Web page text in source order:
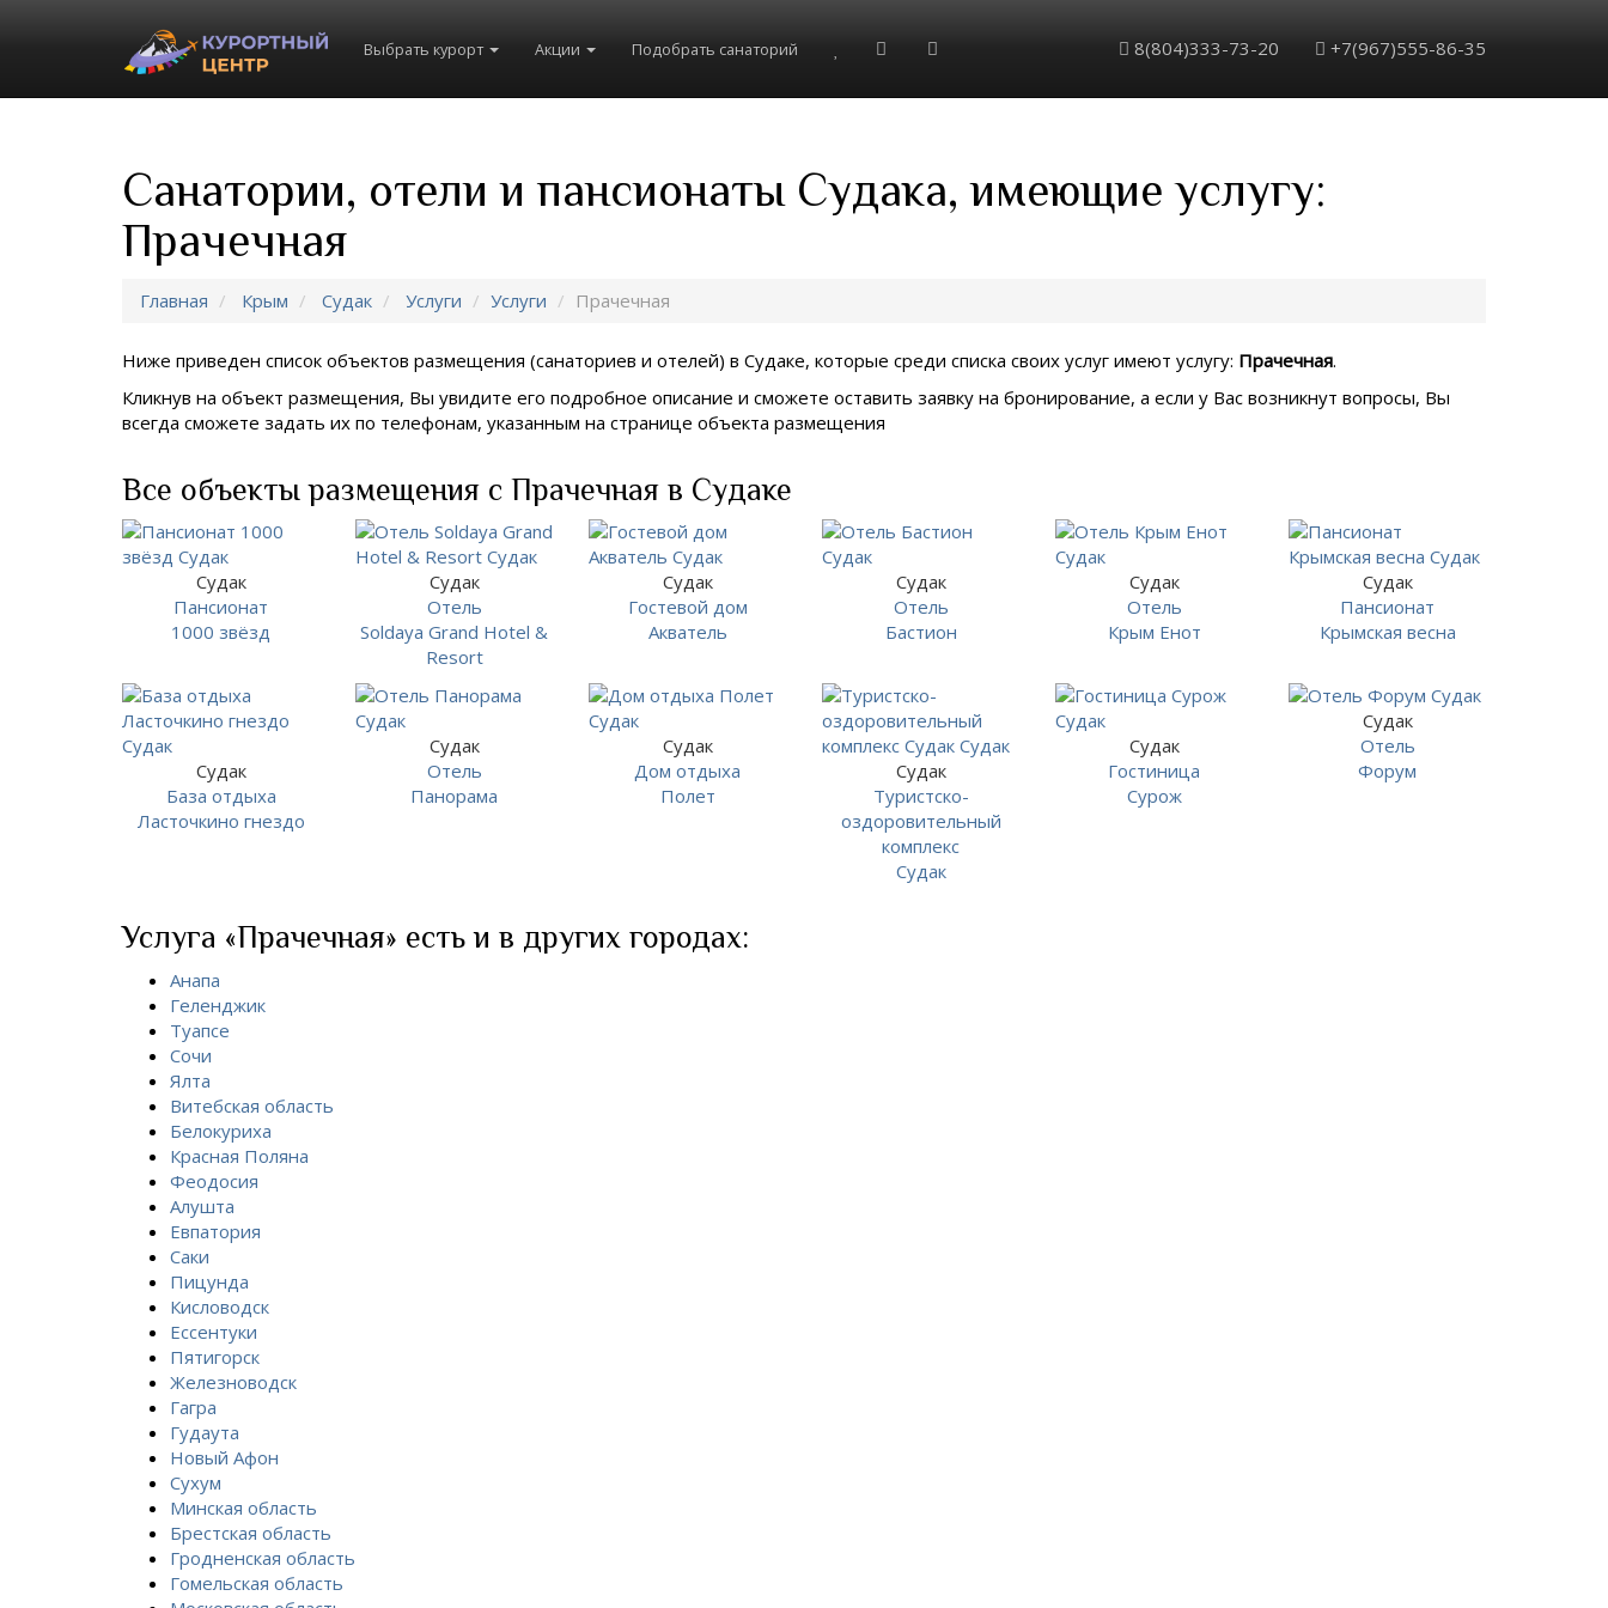
Выбрать курорт Акции Подобрать санаторий 8(804)333-73-20 +7(967)555-86-35
Санатории, отели и пансионаты Судака, имеющие услугу:
Прачечная
Главная Крым Судак Услуги Услуги Прачечная
Ниже приведен список объектов размещения (санаториев и отелей) в Судаке, которые среди списка своих услуг имеют услугу: Прачечная.
Кликнув на объект размещения, Вы увидите его подробное описание и сможете оставить заявку на бронирование, а если у Вас возникнут вопросы, Вы
всегда сможете задать их по телефонам, указанным на странице объекта размещения
Все объекты размещения с Прачечная в Судаке
Судак
Пансионат
1000 звёзд
Судак
Отель
Soldaya Grand Hotel &
Resort
Судак
Гостевой дом
Акватель
Судак
Отель
Бастион
Судак
Отель
Крым Енот
Судак
Пансионат
Крымская весна
Судак
База отдыха
Ласточкино гнездо
Судак
Отель
Панорама
Судак
Дом отдыха
Полет
Судак
Туристско-
оздоровительный
комплекс
Судак
Судак
Гостиница
Сурож
Судак
Отель
Форум
Услуга «Прачечная» есть и в других городах:
Анапа
Геленджик
Туапсе
Сочи
Ялта
Витебская область
Белокуриха
Красная Поляна
Феодосия
Алушта
Евпатория
Саки
Пицунда
Кисловодск
Ессентуки
Пятигорск
Железноводск
Гагра
Гудаута
Новый Афон
Сухум
Минская область
Брестская область
Гродненская область
Гомельская область